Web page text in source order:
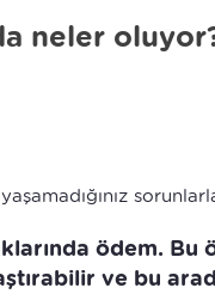
neler
ödem.
ve bu